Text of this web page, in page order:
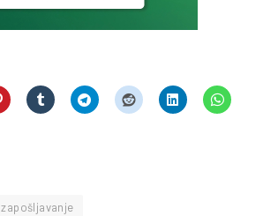
zapošljavanje